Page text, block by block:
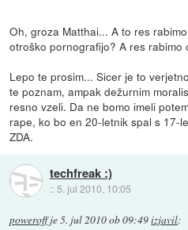
Oh, groza Matthai... A to res
otroško pornografijo? A res
Lepo te prosim... Sicer je to
te poznam, ampak dežurnim
resno vzeli. Da ne bomo imeli
rape, ko bo en 20-letnik spal s 17-
ZDA.
techfreak :)
:: 5. jul 2010, 10:05
poweroffje5. jul 2010 ob 09:49izjavil: